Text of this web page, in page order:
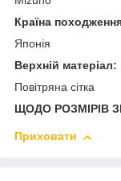
Країна
Японія
Верхній матеріал:
Повітряна сітка
ЩОДО РОЗМІРІВ
Приховати